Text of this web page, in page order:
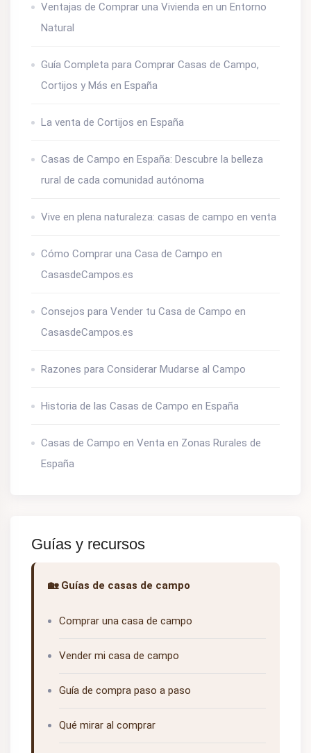
Ventajas de Comprar una Vivienda en un Entorno
Natural
Guía Completa para Comprar Casas de Campo,
Cortijos y Más en España
La venta de Cortijos en España
Casas de Campo en España: Descubre la belleza
rural de cada comunidad autónoma
Vive en plena naturaleza: casas de campo en venta
Cómo Comprar una Casa de Campo en
CasasdeCampos.es
Consejos para Vender tu Casa de Campo en
CasasdeCampos.es
Razones para Considerar Mudarse al Campo
Historia de las Casas de Campo en España
Casas de Campo en Venta en Zonas Rurales de
España
Guías y recursos
🏡 Guías de casas de campo
Comprar una casa de campo
Vender mi casa de campo
Guía de compra paso a paso
Qué mirar al comprar